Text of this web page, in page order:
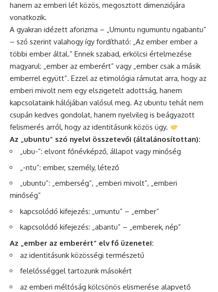
hanem az emberi lét közös, megosztott dimenziójára
vonatkozik.
A gyakran idézett aforizma – „Umuntu ngumuntu ngabantu”
– szó szerint valahogy így fordítható: „Az ember ember a
többi ember által.” Ennek szabad, erkölcsi értelmezése
magyarul: „ember az emberért” vagy „ember csak a másik
emberrel együtt”. Ezzel az etimológia rámutat arra, hogy az
emberi mivolt nem egy elszigetelt adottság, hanem
kapcsolataink hálójában valósul meg. Az ubuntu tehát nem
csupán kedves gondolat, hanem nyelvileg is beágyazott
felismerés arról, hogy az identitásunk közös ügy.
Az „ubuntu” szó nyelvi összetevői (általánosítottan):
„ubu-”: elvont főnévképző, állapot vagy minőség
„-ntu”: ember, személy, létező
„ubuntu”: „emberség”, „emberi mivolt”, „emberi
minőség”
kapcsolódó kifejezés: „umuntu” – „ember”
kapcsolódó kifejezés: „abantu” – „emberek, nép”
Az „ember az emberért” elv fő üzenetei:
az identitásunk közösségi természetű
felelősséggel tartozunk másokért
az emberi méltóság kölcsönös elismerése alapvető